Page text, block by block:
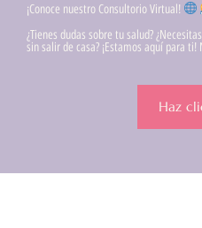
¡Conoce nuestro Consultorio Virtual!
¿Tienes dudas sobre tu salud?
sin salir de casa? ¡Estamos aquí para ti!
Haz